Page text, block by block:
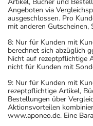
Angeboten via
ausgeschlossen. Pro
mit anderen
8: Nur für Kunden mit
berechnet sich abzüglich
Nicht auf rezeptpflichtige
nicht für Kunden mit
9: Nur für Kunden mit
rezeptpflichtige Artikel,
Bestellungen über
Aktionsvorteilen
www.aponeo.de. Eine